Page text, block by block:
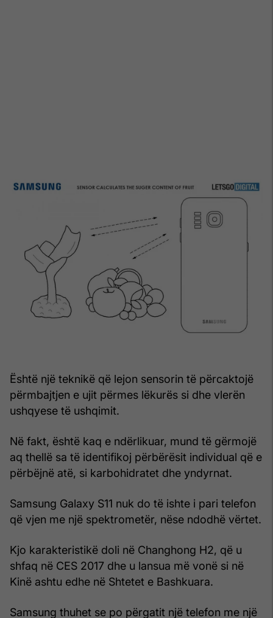
Është një teknikë që lejon sensorin të përcaktojë
përmbajtjen e ujit përmes lëkurës si dhe vlerën
ushqyese të ushqimit.
Në fakt, është kaq e ndërlikuar, mund të gërmojë
aq thellë sa të identifikoj përbërësit individual që e
përbëjnë atë, si karbohidratet dhe yndyrnat.
Samsung Galaxy S11 nuk do të ishte i pari telefon
që vjen me një spektrometër, nëse ndodhë vërtet.
Kjo karakteristikë doli në Changhong H2, që u
shfaq në CES 2017 dhe u lansua më vonë si në
Kinë ashtu edhe në Shtetet e Bashkuara.
Samsung thuhet se po përgatit një telefon me një